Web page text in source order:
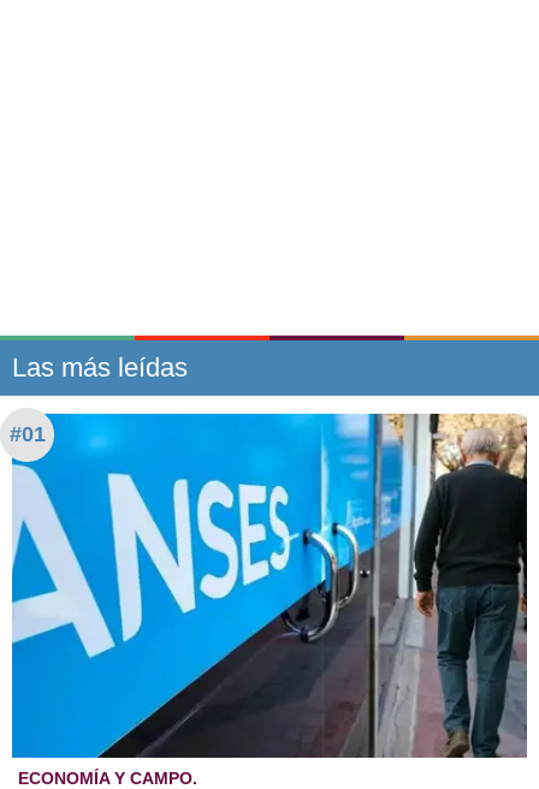
Las más leídas
#01
ECONOMÍA Y CAMPO.